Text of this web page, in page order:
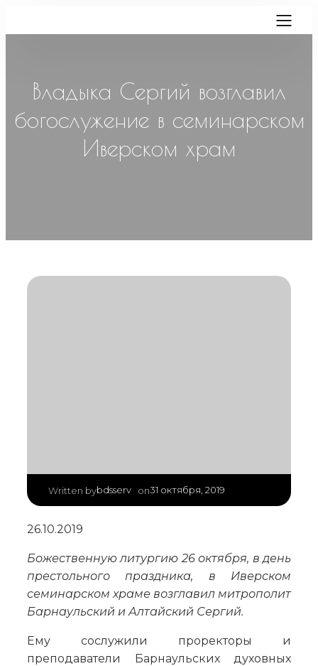
Владыка Сергий возглавил
богослужение в семинарском
Иверском храм
Written bybdsserv on31 октября, 2019
26.10.2019
Божественную литургию 26 октября, в день
престольного праздника, в Иверском
семинарском храме возглавил митрополит
Барнаульский и Алтайский Сергий.
Ему сослужили проректоры и
преподаватели Барнаульских духовных